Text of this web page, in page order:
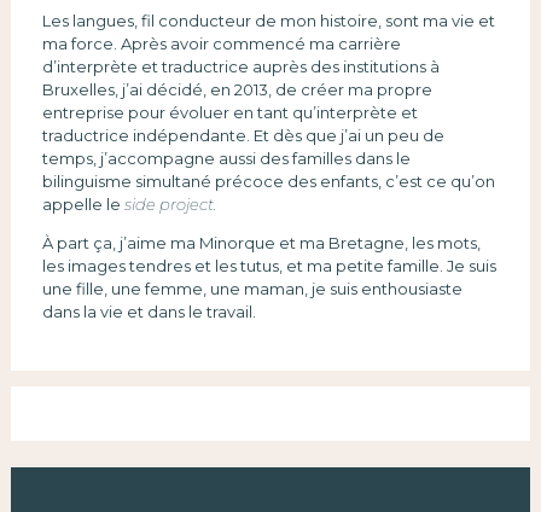
Les langues, fil conducteur de mon histoire, sont ma vie et
ma force. Après avoir commencé ma carrière
d’interprète et traductrice auprès des institutions à
Bruxelles, j’ai décidé, en 2013, de créer ma propre
entreprise pour évoluer en tant qu’interprète et
traductrice indépendante. Et dès que j’ai un peu de
temps, j’accompagne aussi des familles dans le
bilinguisme simultané précoce des enfants, c’est ce qu’on
appelle le side project.
À part ça, j’aime ma Minorque et ma Bretagne, les mots,
les images tendres et les tutus, et ma petite famille. Je suis
une fille, une femme, une maman, je suis enthousiaste
dans la vie et dans le travail.